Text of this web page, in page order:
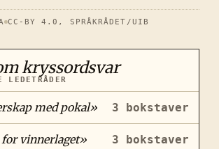
CC-BY 4.0, SPRÅKRÅDET/UIB
kryssordsvar
LEDETRÅDER
med pokal» 3 bokstaver
for vinnerlaget» 3 bokstaver